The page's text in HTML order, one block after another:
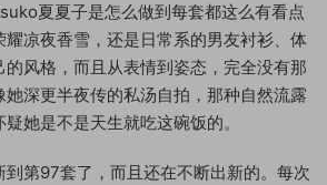
夏夏子是怎么做到每套都这么有看点
耀凉夜香雪，还是日常系的男友衬衫、体
风格，而且从表情到姿态，完全没有那
深更半夜传的私汤自拍，那种自然流露
她是不是天生就吃这碗饭的。
第97套了，而且还在不断出新的。每次